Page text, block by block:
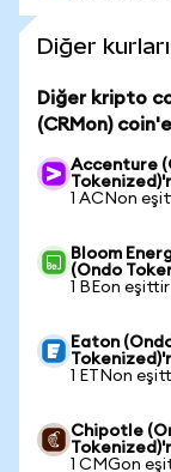
Diğer
Diğer kripto
(CRMon)
Accenture
1 ACNon
Bloom
(Ondo
1 BEon
Eaton
1 ETNon
Chipotle
1 CMGon